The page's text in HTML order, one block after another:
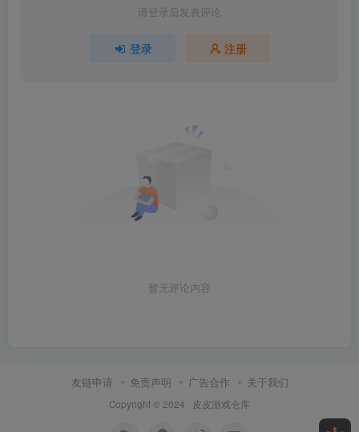
请登录后发表评论
登录 注册
暂无评论内容
友链申请 免责声明 广告合作 关于我们
Copyright © 2024 · 皮皮游戏仓库